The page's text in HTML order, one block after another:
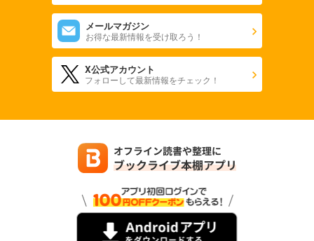
メールマガジン
お得な最新情報を受け取ろう！
X公式アカウント
フォローして最新情報をチェック！